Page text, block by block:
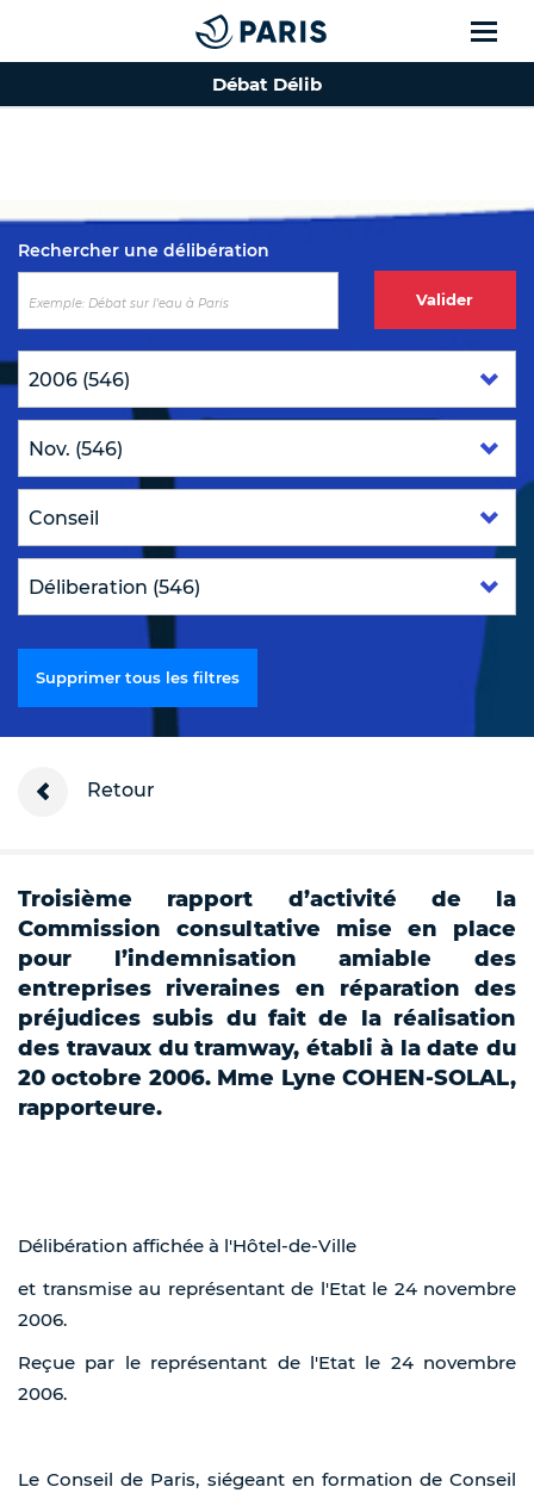
Top of the page
Débat Délib
Rechercher une délibération
Valider
Supprimer tous les filtres
Retour
Troisième rapport d’activité de la
Commission consultative mise en place
pour l’indemnisation amiable des
entreprises riveraines en réparation des
préjudices subis du fait de la réalisation
des travaux du tramway, établi à la date du
20 octobre 2006. Mme Lyne COHEN-SOLAL,
rapporteure.
Délibération affichée à l'Hôtel-de-Ville
et transmise au représentant de l'Etat le 24 novembre
2006.
Reçue par le représentant de l'Etat le 24 novembre
2006.
Le Conseil de Paris, siégeant en formation de Conseil